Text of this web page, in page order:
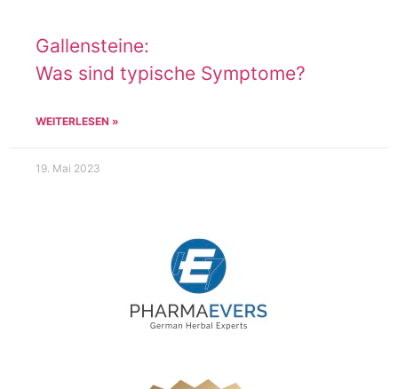
Gallensteine:
Was sind typische Symptome?
WEITERLESEN »
19. Mai 2023